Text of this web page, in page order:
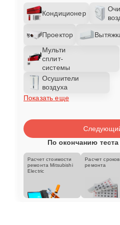
Кондиционер
Проектор
Мульти
сплит-
системы
Осушители
воздуха
Показать еще
По окончанию
Расчет стоимости
ремонта Mitsubishi
Electric
Расчет сроков
ремонта